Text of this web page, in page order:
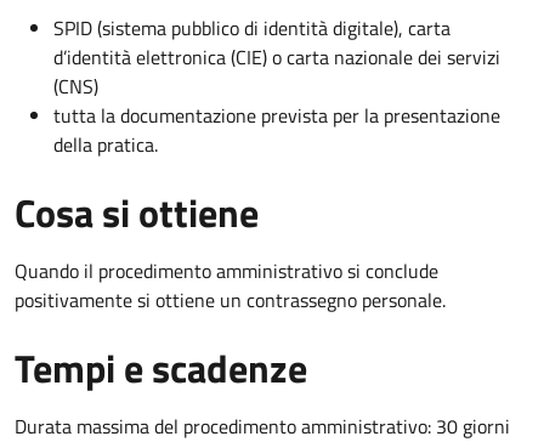
SPID (sistema pubblico di identità digitale), carta
d’identità elettronica (CIE) o carta nazionale dei servizi
(CNS)
tutta la documentazione prevista per la presentazione
della pratica.
Cosa si ottiene
Quando il procedimento amministrativo si conclude
positivamente si ottiene un contrassegno personale.
Tempi e scadenze
Durata massima del procedimento amministrativo: 30 giorni